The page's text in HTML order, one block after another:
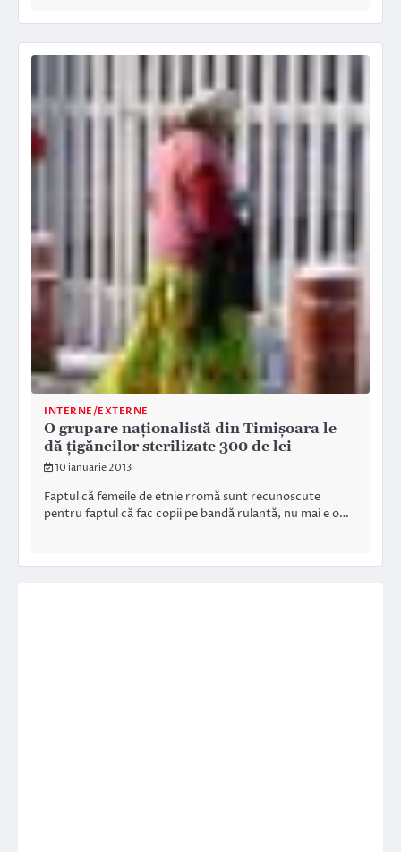
INTERNE/EXTERNE
O grupare naţionalistă din Timişoara le
dă ţigăncilor sterilizate 300 de lei
10 ianuarie 2013
Faptul că femeile de etnie rromă sunt recunoscute
pentru faptul că fac copii pe bandă rulantă, nu mai e o…